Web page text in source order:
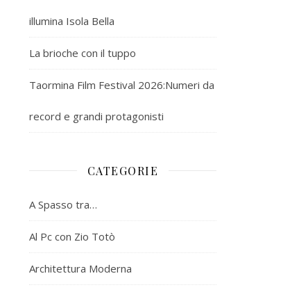
illumina Isola Bella
La brioche con il tuppo
Taormina Film Festival 2026:Numeri da
record e grandi protagonisti
CATEGORIE
A Spasso tra…
Al Pc con Zio Totò
Architettura Moderna